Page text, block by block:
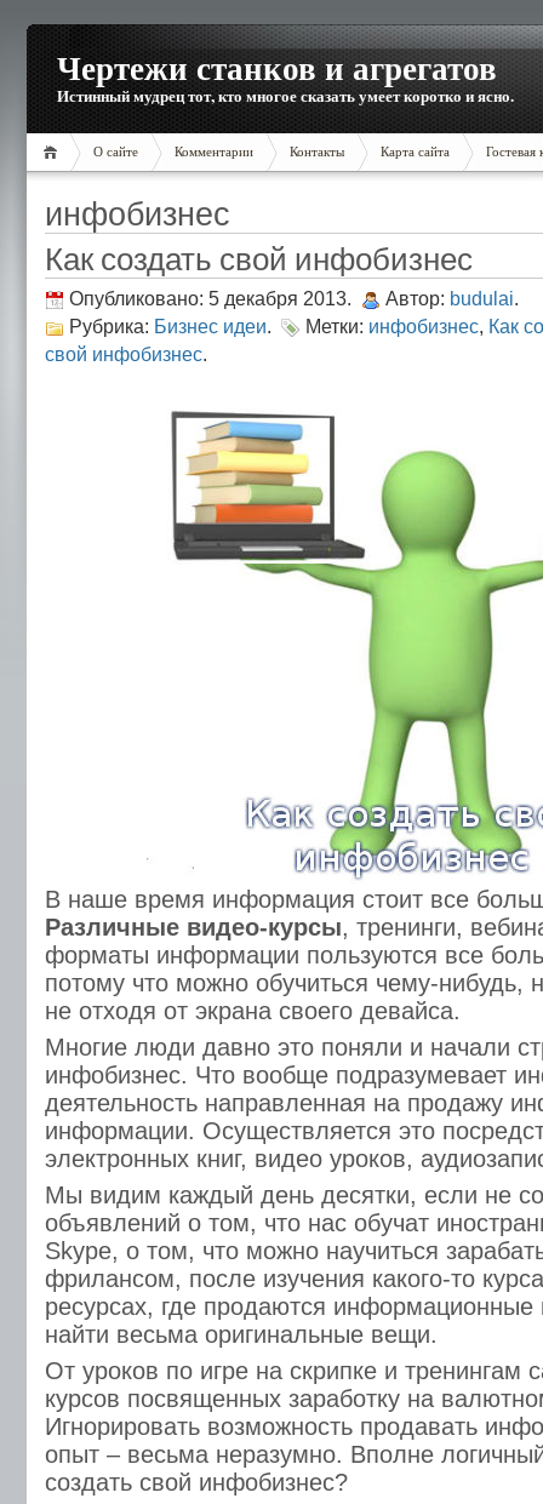
Чертежи станков и агрегатов
Истинный мудрец тот, кто многое сказать умеет коротко и ясно.
О сайте Комментарии Контакты Карта сайта Гостевая
инфобизнес
Как создать свой инфобизнес
Опубликовано: 5 декабря 2013. Автор: budulai.
Рубрика: Бизнес идеи. Метки: инфобизнес, Как
свой инфобизнес.
В наше время информация стоит все
Различные видео-курсы, тренинги,
форматы информации пользуются все
потому что можно обучиться чему-нибудь,
не отходя от экрана своего девайса.
Многие люди давно это поняли и начали
инфобизнес. Что вообще подразумевает
деятельность направленная на продажу
информации. Осуществляется это
электронных книг, видео уроков,
Мы видим каждый день десятки, если не
объявлений о том, что нас обучат
Skype, о том, что можно научиться
фрилансом, после изучения какого-то
ресурсах, где продаются
найти весьма оригинальные вещи.
От уроков по игре на скрипке и тренингам
курсов посвященных заработку на
Игнорировать возможность продавать
опыт – весьма неразумно. Вполне
создать свой инфобизнес?